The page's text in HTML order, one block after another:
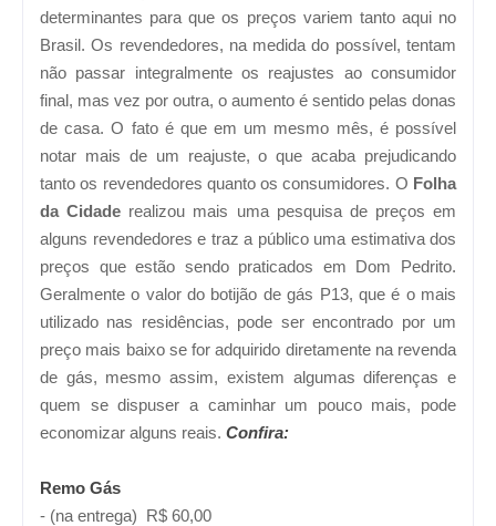
determinantes para que os preços variem tanto aqui no
Brasil. Os revendedores, na medida do possível, tentam
não passar integralmente os reajustes ao consumidor
final, mas vez por outra, o aumento é sentido pelas donas
de casa. O fato é que em um mesmo mês, é possível
notar mais de um reajuste, o que acaba prejudicando
tanto os revendedores quanto os consumidores. O Folha
da Cidade realizou mais uma pesquisa de preços em
alguns revendedores e traz a público uma estimativa dos
preços que estão sendo praticados em Dom Pedrito.
Geralmente o valor do botijão de gás P13, que é o mais
utilizado nas residências, pode ser encontrado por um
preço mais baixo se for adquirido diretamente na revenda
de gás, mesmo assim, existem algumas diferenças e
quem se dispuser a caminhar um pouco mais, pode
economizar alguns reais. Confira:
Remo Gás
- (na entrega) R$ 60,00